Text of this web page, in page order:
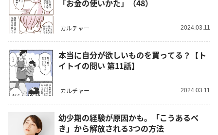
「お金の使いかた」（48）
カルチャー 2024.03.11
本当に自分が欲しいものを買ってる？【ト
イトイの問い 第11話】
カルチャー 2024.03.11
幼少期の経験が原因かも。「こうあるべ
き」から解放される3つの方法